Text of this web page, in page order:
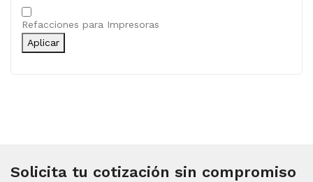
Categoría
Refacciones para Impresoras
Aplicar
Solicita tu cotización sin compromiso